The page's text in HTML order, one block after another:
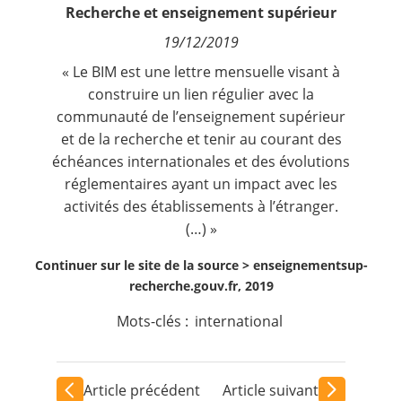
Nous suivre
Recherche et enseignement supérieur
19/12/2019
« Le BIM est une lettre mensuelle visant à
construire un lien régulier avec la
communauté de l’enseignement supérieur
et de la recherche et tenir au courant des
échéances internationales et des évolutions
réglementaires ayant un impact avec les
activités des établissements à l’étranger.
(…) »
Continuer sur le site de la source > enseignementsup-
recherche.gouv.fr, 2019
Mots-clés : international
Article précédent Article suivant